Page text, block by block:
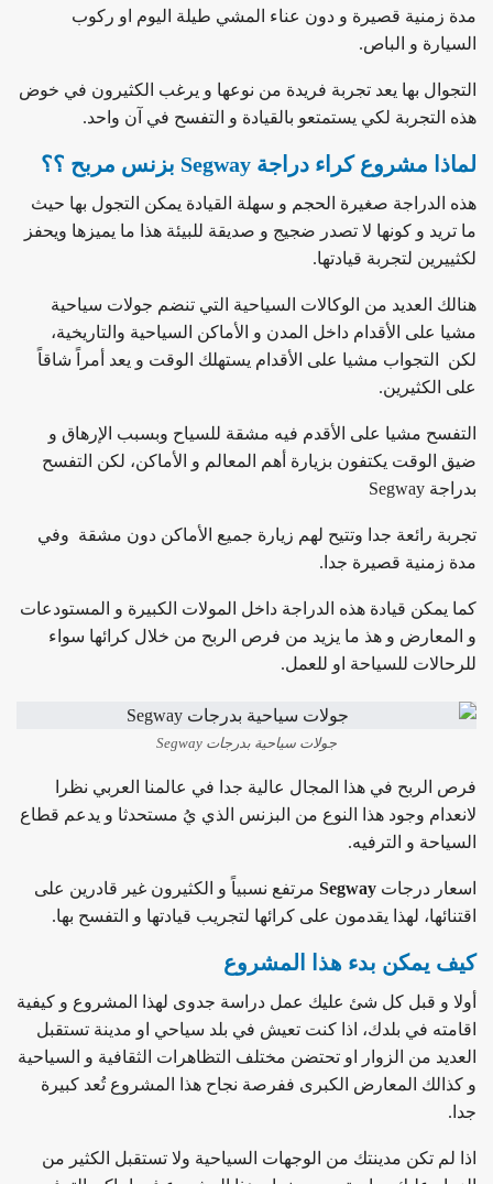
مدة زمنية قصيرة و دون عناء المشي طيلة اليوم او ركوب
السيارة و الباص.
التجوال بها يعد تجربة فريدة من نوعها و يرغب الكثيرون في خوض
هذه التجربة لكي يستمتعو بالقيادة و التفسح في آن واحد.
لماذا مشروع كراء دراجة Segway بزنس مربح ؟؟
هذه الدراجة صغيرة الحجم و سهلة القيادة يمكن التجول بها حيث
ما تريد و كونها لا تصدر ضجيج و صديقة للبيئة هذا ما يميزها ويحفز
لكثييرين لتجربة قيادتها.
هنالك العديد من الوكالات السياحية التي تنضم جولات سياحية
مشيا على الأقدام داخل المدن و الأماكن السياحية والتاريخية،
لكن التجواب مشيا على الأقدام يستهلك الوقت و يعد أمراً شاقاً
على الكثيرين.
التفسح مشيا على الأقدم فيه مشقة للسياح وبسبب الإرهاق و
ضيق الوقت يكتفون بزيارة أهم المعالم و الأماكن، لكن التفسح
بدراجة Segway
تجربة رائعة جدا وتتيح لهم زيارة جميع الأماكن دون مشقة وفي
مدة زمنية قصيرة جدا.
كما يمكن قيادة هذه الدراجة داخل المولات الكبيرة و المستودعات
و المعارض و هذ ما يزيد من فرص الربح من خلال كرائها سواء
للرحالات للسياحة او للعمل.
جولات سياحية بدرجات Segway
فرص الربح في هذا المجال عالية جدا في عالمنا العربي نظرا
لانعدام وجود هذا النوع من البزنس الذي يُ مستحدثا و يدعم قطاع
السياحة و الترفيه.
اسعار درجات Segway مرتفع نسبياً و الكثيرون غير قادرين على
اقتنائها، لهذا يقدمون على كرائها لتجريب قيادتها و التفسح بها.
كيف يمكن بدء هذا المشروع
أولا و قبل كل شئ عليك عمل دراسة جدوى لهذا المشروع و كيفية
اقامته في بلدك، اذا كنت تعيش في بلد سياحي او مدينة تستقبل
العديد من الزوار او تحتضن مختلف التظاهرات الثقافية و السياحية
و كذالك المعارض الكبرى ففرصة نجاح هذا المشروع تُعد كبيرة
جدا.
اذا لم تكن مدينتك من الوجهات السياحية ولا تستقبل الكثير من